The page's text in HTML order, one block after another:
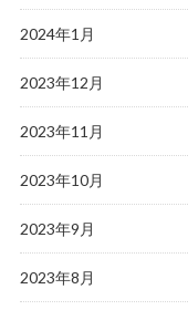
2024年1月
2023年12月
2023年11月
2023年10月
2023年9月
2023年8月